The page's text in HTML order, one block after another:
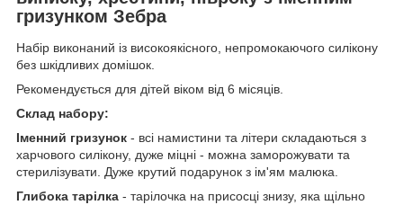
гризунком Зебра
Набір виконаний із високоякісного, непромокаючого силікону
без шкідливих домішок.
Рекомендується для дітей віком від 6 місяців.
Склад набору:
Іменний гризунок - всі намистини та літери складаються з
харчового силікону, дуже міцні - можна заморожувати та
стерилізувати. Дуже крутий подарунок з ім'ям малюка.
Глибока тарілка - тарілочка на присосці знизу, яка щільно